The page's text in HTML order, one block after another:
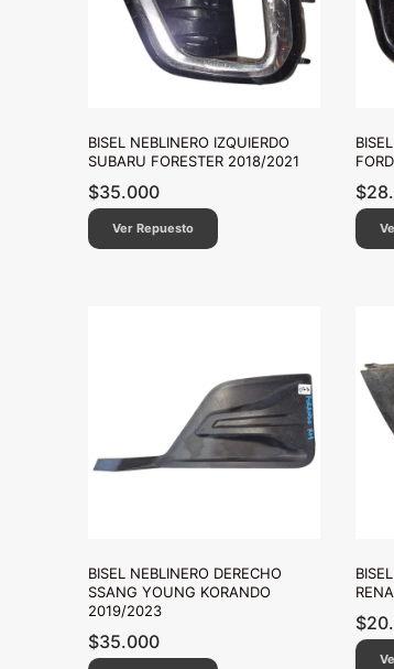
BISEL NEBLINERO IZQUIERDO
SUBARU FORESTER 2018/2021
$35.000
Ver Repuesto
$
BISEL NEBLINERO DERECHO
SSANG YOUNG KORANDO
2019/2023
$35.000
$